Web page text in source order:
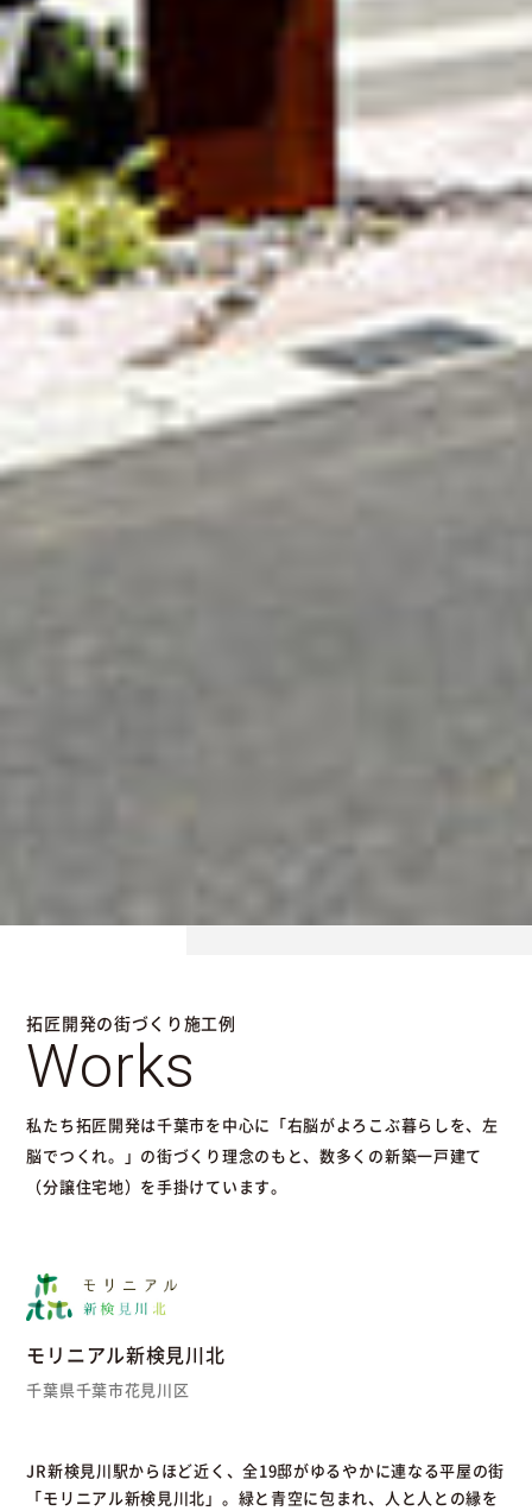
拓匠開発の街づくり施工例
Works
私たち拓匠開発は千葉市を中心に「右脳がよろこぶ暮らしを、左
脳でつくれ。」の街づくり理念のもと、数多くの新築一戸建て
（分譲住宅地）を手掛けています。
モリニアル新検見川北
千葉県千葉市花見川区
JR新検見川駅からほど近く、全19邸がゆるやかに連なる平屋の街
「モリニアル新検見川北」。緑と青空に包まれ、人と人との縁を